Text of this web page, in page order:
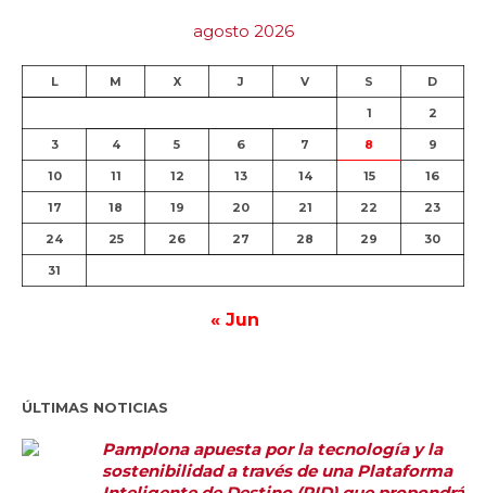
agosto 2026
L M X J V S D
1 2
3 4 5 6 7 8 9
10 11 12 13 14 15 16
17 18 19 20 21 22 23
24 25 26 27 28 29 30
31
« Jun
ÚLTIMAS NOTICIAS
Pamplona apuesta por la tecnología y la
sostenibilidad a través de una Plataforma